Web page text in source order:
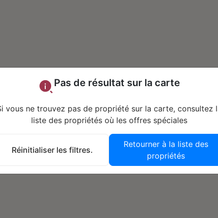
Pas de résultat sur la carte
vous ne trouvez pas de propriété sur la carte, consultez
liste des propriétés où les offres spéciales
Réinitialiser les filtres.
Retourner à la liste des
propriétés